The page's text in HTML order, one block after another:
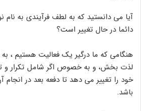
آیا می دانستید که به لطف فرآیندی به نام
دائما در حال تغییر است؟
هنگامی که ما درگیر یک فعالیت هستیم
لذت بخش، و به خصوص اگر شامل تکرار و
خود را تغییر می دهد تا دفعه بعد در انجام
باشد.